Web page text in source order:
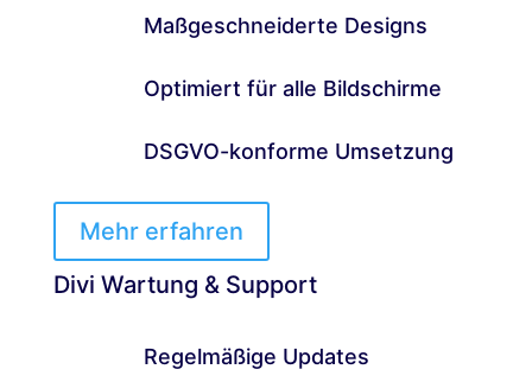
Maßgeschneiderte Designs
Optimiert für alle Bildschirme
DSGVO-konforme Umsetzung
Mehr erfahren
Divi Wartung & Support
Regelmäßige Updates